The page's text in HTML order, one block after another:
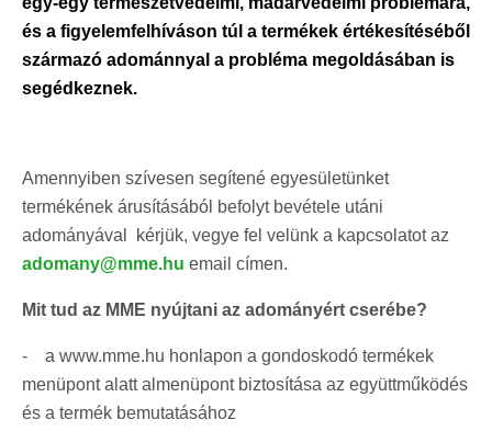
és a figyelemfelhíváson túl a termékek értékesítéséből
származó adománnyal a probléma megoldásában is
segédkeznek.
Amennyiben szívesen segítené egyesületünket
termékének árusításából befolyt bevétele utáni
adományával kérjük, vegye fel velünk a kapcsolatot az
adomany@mme.hu email címen.
Mit tud az MME nyújtani az adományért cserébe?
- a www.mme.hu honlapon a gondoskodó termékek
menüpont alatt almenüpont biztosítása az együttműködés
és a termék bemutatásához